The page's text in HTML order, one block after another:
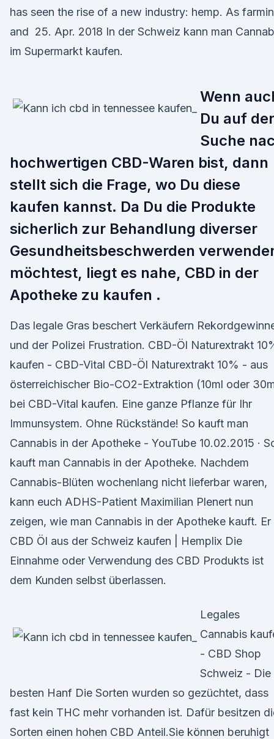
has seen the rise of a new industry: hemp. As
and 25. Apr. 2018 In der Schweiz kann man
im Supermarkt kaufen.
Wenn
Du auf der
Suche
hochwertigen CBD-Waren bist, dann
stellt sich die Frage, wo Du diese
kaufen kannst. Da Du die Produkte
sicherlich zur Behandlung diverser
Gesundheitsbeschwerden
möchtest, liegt es nahe, CBD in der
Apotheke zu kaufen .
Das legale Gras beschert Verkäufern
und der Polizei Frustration. CBD-Öl Naturextrakt
kaufen - CBD-Vital CBD-Öl Naturextrakt 10% - aus
österreichischer Bio-CO2-Extraktion (10ml oder
bei CBD-Vital kaufen. Eine ganze Pflanze für Ihr
Immunsystem. Ohne Rückstände! So kauft man
Cannabis in der Apotheke - YouTube 10.02.2015 ·
kauft man Cannabis in der Apotheke. Nachdem
Cannabis-Blüten wochenlang nicht lieferbar waren,
kann euch ADHS-Patient Maximilian Plenert nun
zeigen, wie man Cannabis in der Apotheke kauft. Er
CBD Öl aus der Schweiz kaufen | Hemplix Die
Einnahme oder Verwendung des CBD Produkts ist
dem Kunden selbst überlassen.
Legales
Cannabis
- CBD Shop
Schweiz - Die
besten Hanf Die Sorten wurden so gezüchtet, dass
fast kein THC mehr vorhanden ist. Dafür besitzen
Sorten einen hohen CBD Anteil.Sie können beruhigt